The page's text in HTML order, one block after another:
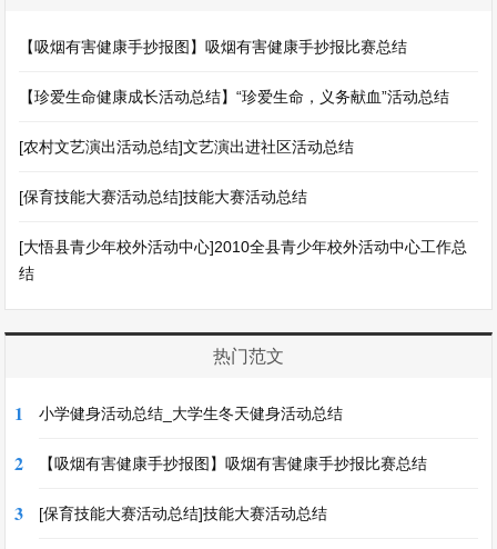
【吸烟有害健康手抄报图】吸烟有害健康手抄报比赛总结
【珍爱生命健康成长活动总结】“珍爱生命，义务献血”活动总结
[农村文艺演出活动总结]文艺演出进社区活动总结
[保育技能大赛活动总结]技能大赛活动总结
[大悟县青少年校外活动中心]2010全县青少年校外活动中心工作总
结
热门范文
1 小学健身活动总结_大学生冬天健身活动总结
2 【吸烟有害健康手抄报图】吸烟有害健康手抄报比赛总结
3 [保育技能大赛活动总结]技能大赛活动总结